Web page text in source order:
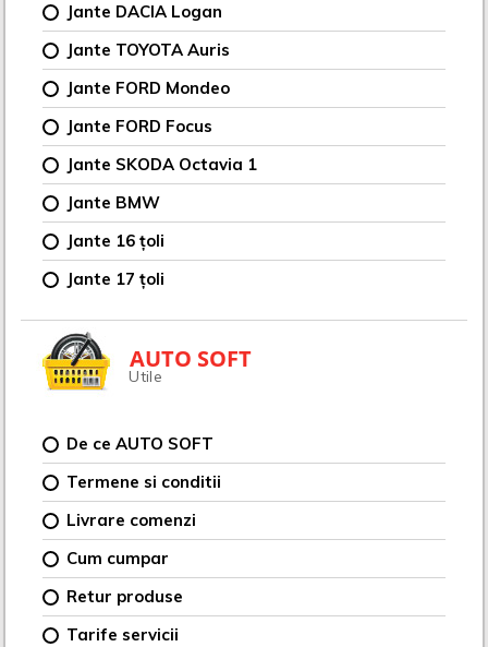
Jante DACIA Logan
Jante TOYOTA Auris
Jante FORD Mondeo
Jante FORD Focus
Jante SKODA Octavia 1
Jante BMW
Jante 16 țoli
Jante 17 țoli
AUTO SOFT
Utile
De ce AUTO SOFT
Termene si conditii
Livrare comenzi
Cum cumpar
Retur produse
Tarife servicii